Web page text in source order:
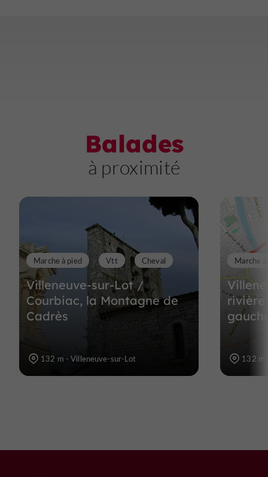
Balades
à proximité
Villeneuve-sur-Lot /
Courbiac, la Montagne de
Cadrès
Marche à pied Vtt Cheval
132 m - Villeneuve-sur-Lot
Marche
132 m